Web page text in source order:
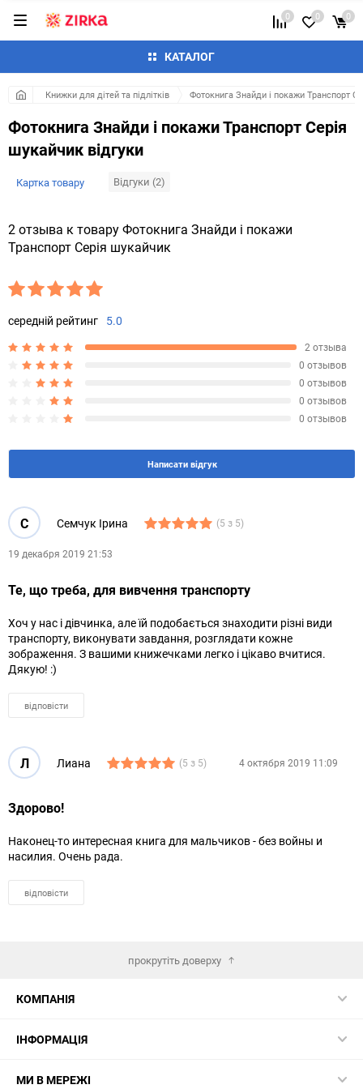
КАТАЛОГ
0 0 0
Книжки для дітей та підлітків Фотокнига Знайди і покажи Транспорт
Фотокнига Знайди і покажи Транспорт Серія
шукайчик відгуки
Картка товару Відгуки (2)
2 отзыва к товару Фотокнига Знайди і покажи
Транспорт Серія шукайчик
5.0
середній рейтинг
2 отзыва
0 отзывов
0 отзывов
0 отзывов
0 отзывов
Написати відгук
С Семчук Ірина (5 з 5)
19 декабря 2019 21:53
Те, що треба, для вивчення транспорту
Хоч у нас і дівчинка, але їй подобається знаходити різні види
транспорту, виконувати завдання, розглядати кожне
зображення. З вашими книжечками легко і цікаво вчитися.
Дякую! :)
відповісти
Л Лиана (5 з 5) 4 октября 2019 11:09
Здорово!
Наконец-то интересная книга для мальчиков - без войны и
насилия. Очень рада.
відповісти
прокрутіть доверху
КОМПАНІЯ
ІНФОРМАЦІЯ
МИ В МЕРЕЖІ